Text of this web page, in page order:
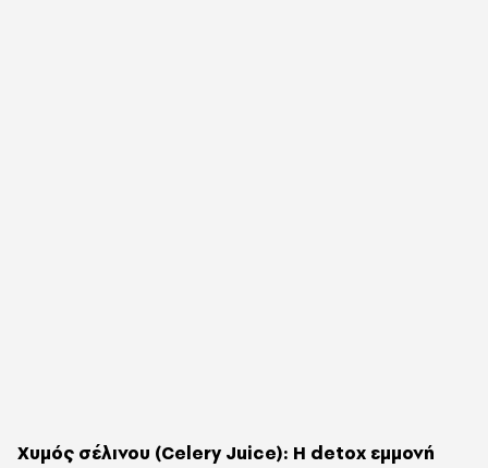
Χυμός σέλινου (Celery Juice): Η detox εμμονή